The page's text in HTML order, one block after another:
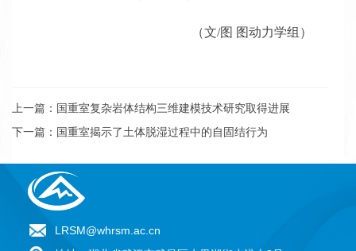
（文/图 图动力学组）
上一篇：国重室复杂岩体结构三维建模技术研究取得进展
下一篇：国重室揭示了土体脱湿过程中的自固结行为
LRSM@whrsm.ac.cn